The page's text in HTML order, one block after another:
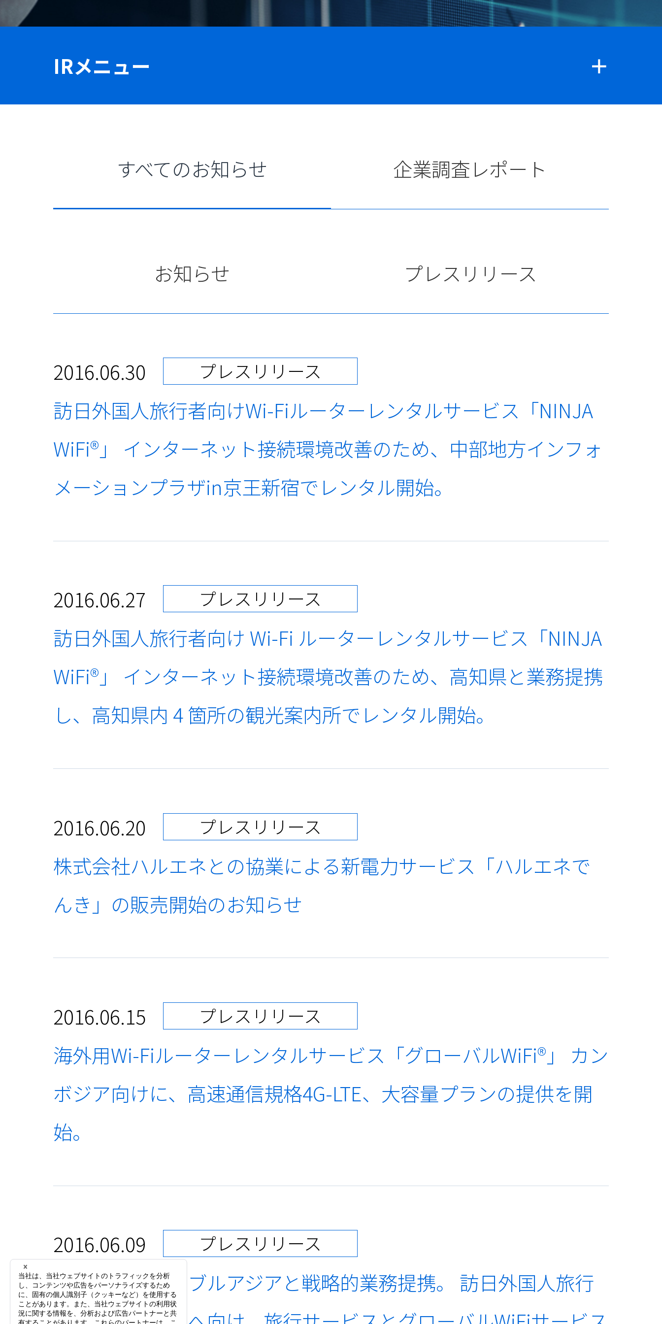
IRメニュー
すべてのお知らせ 企業調査レポート
お知らせ プレスリリース
2016.06.30 プレスリリース
訪日外国人旅行者向けWi-Fiルーターレンタルサービス「NINJA
WiFi®」 インターネット接続環境改善のため、中部地方インフォ
メーションプラザin京王新宿でレンタル開始。
2016.06.27 プレスリリース
訪日外国人旅行者向け Wi-Fi ルーターレンタルサービス「NINJA
WiFi®」 インターネット接続環境改善のため、高知県と業務提携
し、高知県内 4 箇所の観光案内所でレンタル開始。
2016.06.20 プレスリリース
株式会社ハルエネとの協業による新電力サービス「ハルエネで
んき」の販売開始のお知らせ
2016.06.15 プレスリリース
海外用Wi-Fiルーターレンタルサービス「グローバルWiFi®」 カン
ボジア向けに、高速通信規格4G-LTE、大容量プランの提供を開
始。
2016.06.09 プレスリリース
株式会社エボラブルアジアと戦略的業務提携。 訪日外国人旅行